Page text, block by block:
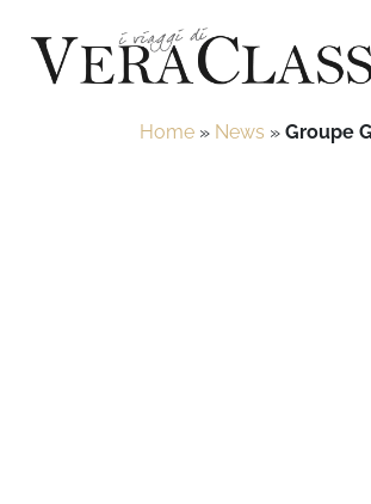
Home » News » Groupe